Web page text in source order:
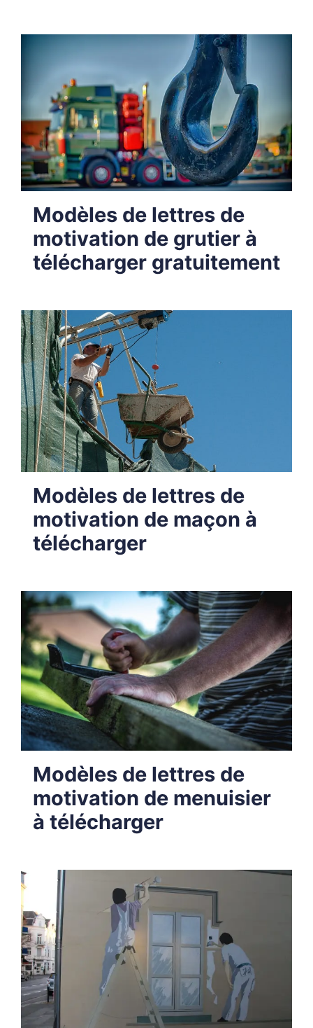
Modèles de lettres de
motivation de grutier à
télécharger gratuitement
Modèles de lettres de
motivation de maçon à
télécharger
Modèles de lettres de
motivation de menuisier
à télécharger